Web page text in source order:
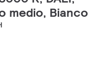
medio, Bianco